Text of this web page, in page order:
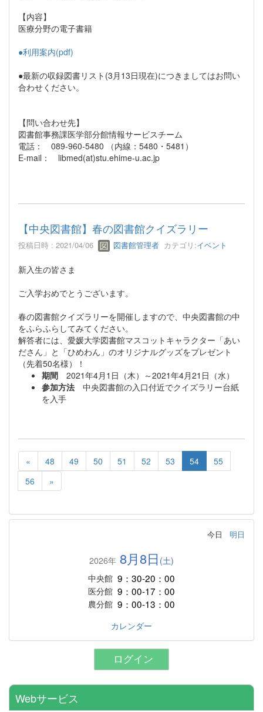
【内容】
医療分野の電子書籍
●利用案内(pdf)
●最新の収録図書リスト(3月13日現在)につきましてはお問い
合わせください。
【問い合わせ先】
図書館事務課医学部分館情報サービスチーム
電話： 089-960-5480 （内線：5480・5481）
E-mail： libmed(at)stu.ehime-u.ac.jp
【中央図書館】春の図書館クイズラリー
投稿日時 : 2021/04/06 図書館管理者 カテゴリ:イベント
新入生の皆さま
ご入学おめでとうございます。
春の図書館クイズラリーを開催しますので、中央図書館の中
をふらふらしてみてください。
解答者には、愛媛大学図書館マスコットキャラクター「あい
ださん」と「ひめわん」のオリジナルグッズをプレゼント
（先着50名様）！
期間 2021年4月1日（木）～2021年4月21日（水）
参加方法 中央図書館の入口付近でクイズラリー台紙
を入手
« 48 49 50 51 52 53 54
55
56
»
今日 明日
2026年 8月8日 (土)
中央館 9：30-20：00
医分館 9：00-17：00
農分館 9：00-13：00
カレンダー
ログイン
Webサービス